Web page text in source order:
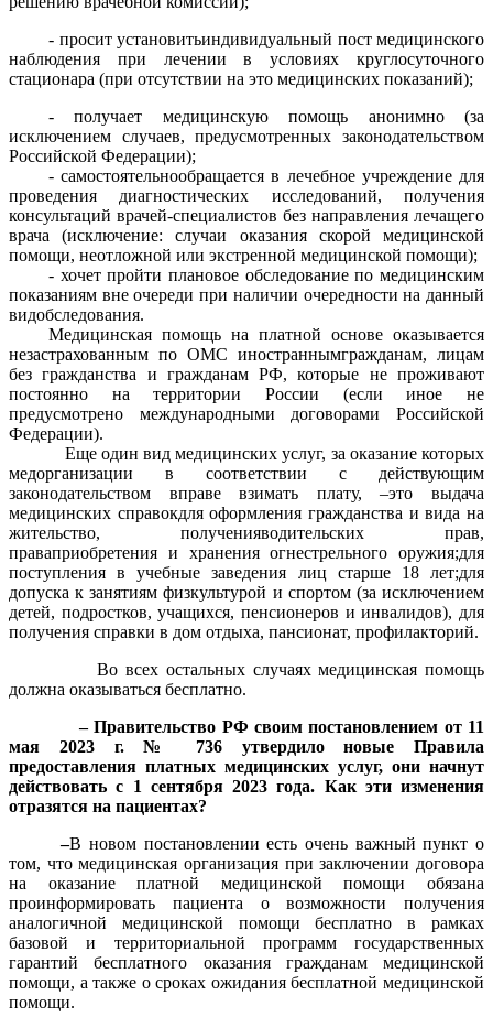
- просит установитьиндивидуальный пост медицинского
наблюдения при лечении в условиях круглосуточного
стационара (при отсутствии на это медицинских показаний);
- получает медицинскую помощь анонимно (за
исключением случаев, предусмотренных законодательством
Российской Федерации);
- самостоятельнообращается в лечебное учреждение для
проведения диагностических исследований, получения
консультаций врачей-специалистов без направления лечащего
врача (исключение: случаи оказания скорой медицинской
помощи, неотложной или экстренной медицинской помощи);
- хочет пройти плановое обследование по медицинским
показаниям вне очереди при наличии очередности на данный
видобследования.
Медицинская помощь на платной основе оказывается
незастрахованным по ОМС иностраннымгражданам, лицам
без гражданства и гражданам РФ, которые не проживают
постоянно на территории России (если иное не
предусмотрено международными договорами Российской
Федерации).
Еще один вид медицинских услуг, за оказание которых
медорганизации в соответствии с действующим
законодательством вправе взимать плату, –это выдача
медицинских справокдля оформления гражданства и вида на
жительство, полученияводительских прав,
праваприобретения и хранения огнестрельного оружия;для
поступления в учебные заведения лиц старше 18 лет;для
допуска к занятиям физкультурой и спортом (за исключением
детей, подростков, учащихся, пенсионеров и инвалидов), для
получения справки в дом отдыха, пансионат, профилакторий.
Во всех остальных случаях медицинская помощь
должна оказываться бесплатно.
– Правительство РФ своим постановлением от 11
мая 2023 г. № 736 утвердило новые Правила
предоставления платных медицинских услуг, они начнут
действовать с 1 сентября 2023 года. Как эти изменения
отразятся на пациентах?
–В новом постановлении есть очень важный пункт о
том, что медицинская организация при заключении договора
на оказание платной медицинской помощи обязана
проинформировать пациента о возможности получения
аналогичной медицинской помощи бесплатно в рамках
базовой и территориальной программ государственных
гарантий бесплатного оказания гражданам медицинской
помощи, а также о сроках ожидания бесплатной медицинской
помощи.